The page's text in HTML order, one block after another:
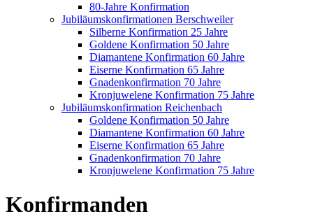
80-Jahre Konfirmation
Jubiläumskonfirmationen Berschweiler
Silberne Konfirmation 25 Jahre
Goldene Konfirmation 50 Jahre
Diamantene Konfirmation 60 Jahre
Eiserne Konfirmation 65 Jahre
Gnadenkonfirmation 70 Jahre
Kronjuwelene Konfirmation 75 Jahre
Jubiläumskonfirmation Reichenbach
Goldene Konfirmation 50 Jahre
Diamantene Konfirmation 60 Jahre
Eiserne Konfirmation 65 Jahre
Gnadenkonfirmation 70 Jahre
Kronjuwelene Konfirmation 75 Jahre
Konfirmanden